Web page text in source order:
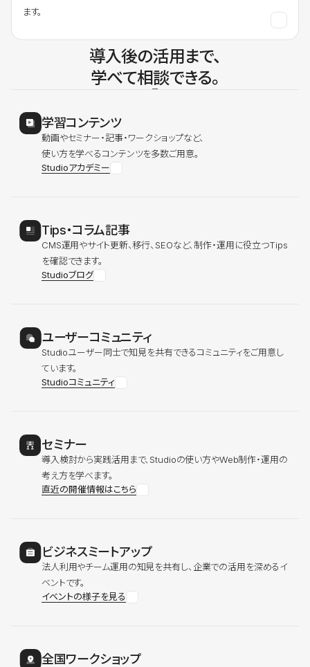
ます。
導入後の活用まで、
学べて相談できる。
学習コンテンツ
動画やセミナー・記事・ワークショップなど、
使い方を学べるコンテンツを多数ご用意。
Studioアカデミー
Tips・コラム記事
CMS運用やサイト更新、移行、SEOなど、制作・運用に役立つTips
を確認できます。
Studioブログ
ユーザーコミュニティ
Studioユーザー同士で知見を共有できるコミュニティをご用意し
ています。
Studioコミュニティ
セミナー
導入検討から実践活用まで、Studioの使い方やWeb制作・運用の
考え方を学べます。
直近の開催情報はこちら
ビジネスミートアップ
法人利用やチーム運用の知見を共有し、企業での活用を深めるイ
ベントです。
イベントの様子を見る
全国ワークショップ